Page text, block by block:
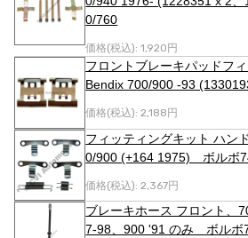
0/760
価格(税込): 1,920円
フロントブレーキパッドフ
Bendix 700/900 -93
価格(税込): 2,188円
フィッティングキット ハン
0/900 (+164 1975) ボルボ
価格(税込): 2,367円
ブレーキホース フロント、
7-98、900 '91 のみ ボルボ